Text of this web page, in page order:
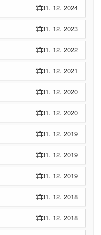
31. 12. 2024
31. 12. 2023
31. 12. 2022
31. 12. 2021
31. 12. 2020
31. 12. 2020
31. 12. 2019
31. 12. 2019
31. 12. 2019
31. 12. 2018
31. 12. 2018